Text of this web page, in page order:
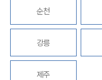
대륜
순천
강릉
제주